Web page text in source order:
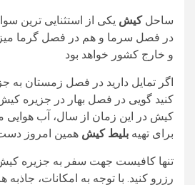
ساحلکیش یکی از استثنایی ترین
در فصل سرما و هم در فصل گرما
و خارج کشور خواهد بود
اگر تمایل دارید در فصل زمستان به
کنید گویی در فصل بهار در جزیره
کیش در این زمان از سال، آب هوایی
برای تهیه بلیط کیش همین امروز
تنها کافیست جهت سفر به جزیره
رزرو کنید. با توجه به امکانات،